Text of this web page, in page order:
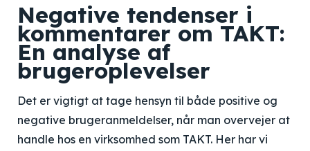
Negative tendenser i
kommentarer om TAKT:
En analyse af
brugeroplevelser
Det er vigtigt at tage hensyn til både positive og
negative brugeranmeldelser, når man overvejer at
handle hos en virksomhed som TAKT. Her har vi